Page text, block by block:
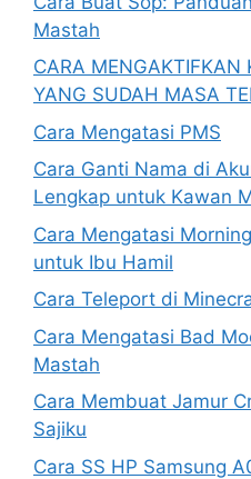
Mastah
CARA MENGAKTIFKAN
YANG SUDAH MASA
Cara Mengatasi PMS
Cara Ganti Nama di
Lengkap untuk Kawan
Cara Mengatasi
untuk Ibu Hamil
Cara Teleport di
Cara Mengatasi Bad
Mastah
Cara Membuat Jamur
Sajiku
Cara SS HP Samsung